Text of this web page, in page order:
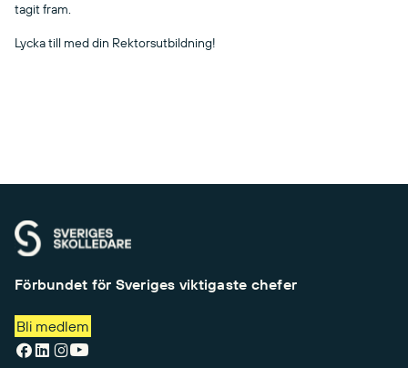
tagit fram.
Lycka till med din Rektorsutbildning!
Förbundet för Sveriges viktigaste chefer
Bli medlem